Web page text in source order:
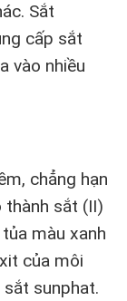
Sắt
cấp sắt
vào nhiều
chẳng hạn
thành sắt (II)
màu xanh
của môi
sunphat.